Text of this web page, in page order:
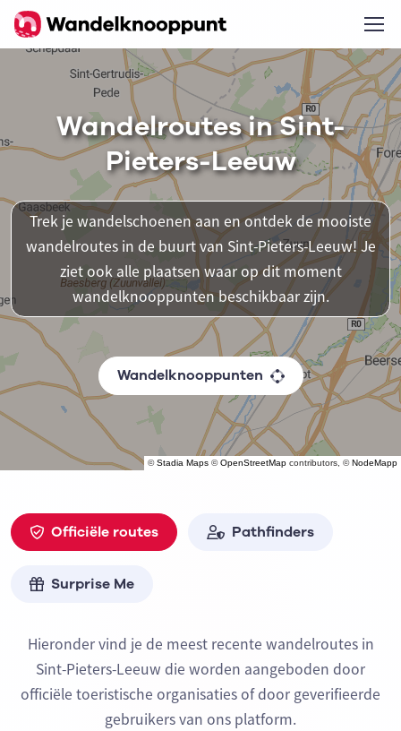
©Stadia Maps ©OpenStreetMap contributors, ©NodeMapp
Wandelroutes in Sint-
Pieters-Leeuw
Trek je wandelschoenen aan en ontdek de mooiste
wandelroutes in de buurt van Sint-Pieters-Leeuw! Je
ziet ook alle plaatsen waar op dit moment
wandelknooppunten beschikbaar zijn.
Wandelknooppunten
Officiële routes Pathfinders
Surprise Me
Hieronder vind je de meest recente wandelroutes in
Sint-Pieters-Leeuw die worden aangeboden door
officiële toeristische organisaties of door geverifieerde
gebruikers van ons platform.